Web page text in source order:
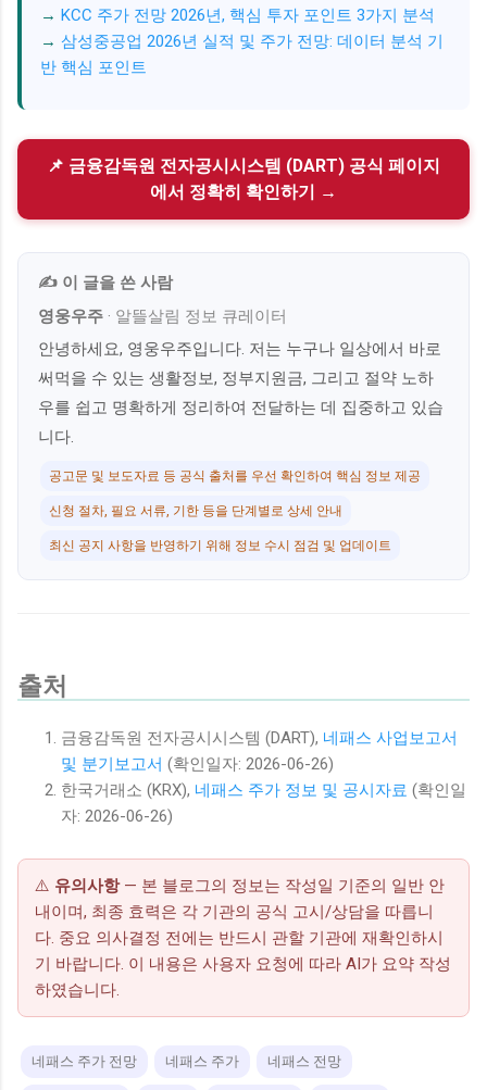
KCC 주가 전망 2026년, 핵심 투자 포인트 3가지 분석
삼성중공업 2026년 실적 및 주가 전망: 데이터 분석 기
반 핵심 포인트
📌 금융감독원 전자공시시스템 (DART) 공식 페이지
에서 정확히 확인하기 →
✍️ 이 글을 쓴 사람
영웅우주 · 알뜰살림 정보 큐레이터
안녕하세요, 영웅우주입니다. 저는 누구나 일상에서 바로
써먹을 수 있는 생활정보, 정부지원금, 그리고 절약 노하
우를 쉽고 명확하게 정리하여 전달하는 데 집중하고 있습
니다.
공고문 및 보도자료 등 공식 출처를 우선 확인하여 핵심 정보 제공
신청 절차, 필요 서류, 기한 등을 단계별로 상세 안내
최신 공지 사항을 반영하기 위해 정보 수시 점검 및 업데이트
출처
금융감독원 전자공시시스템 (DART), 네패스 사업보고서
및 분기보고서 (확인일자: 2026-06-26)
한국거래소 (KRX), 네패스 주가 정보 및 공시자료 (확인일
자: 2026-06-26)
⚠️ 유의사항— 본 블로그의 정보는 작성일 기준의 일반 안
내이며, 최종 효력은 각 기관의 공식 고시/상담을 따릅니
다. 중요 의사결정 전에는 반드시 관할 기관에 재확인하시
기 바랍니다. 이 내용은 사용자 요청에 따라 AI가 요약 작성
하였습니다.
네패스 주가 전망 네패스 주가 네패스 전망